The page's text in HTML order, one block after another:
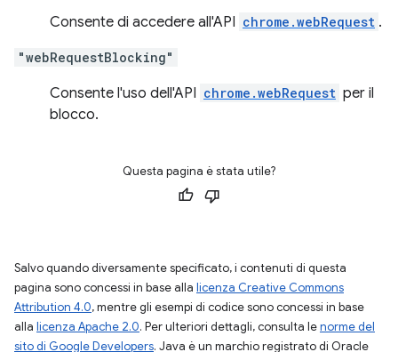
Consente di accedere all'API chrome.webRequest .
"webRequestBlocking"
Consente l'uso dell'API chrome.webRequest per il
blocco.
Questa pagina è stata utile?
Salvo quando diversamente specificato, i contenuti di questa
pagina sono concessi in base alla licenza Creative Commons
Attribution 4.0, mentre gli esempi di codice sono concessi in base
alla licenza Apache 2.0. Per ulteriori dettagli, consulta lenorme del
sito di Google Developers. Java è un marchio registrato di Oracle